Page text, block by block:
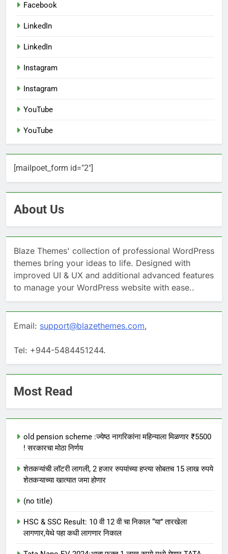
Facebook
LinkedIn
LinkedIn
Instagram
Instagram
YouTube
YouTube
[mailpoet_form id="2"]
About Us
Blaze Themes' collection of professional WordPress
themes bring your ideas to life. Designed with
improved UI & UX and additional advanced features
to manage your WordPress website with ease..
Email: support@blazethemes.com,
Tel: +944-5484451244.
Most Read
old pension scheme :ज्येष्ठ नागरिकांना महिन्याला मिळणार ₹5500
! सरकारचा मोठा निर्णय
शेतकऱ्यांची लॉटरी लागली, 2 हजार रुपयांच्या हप्त्या सोबतच 15 लाख रुपये
शेतकऱ्याच्या खात्यात जमा होणार
(no title)
HSC & SSC Result: 10 वी 12 वी चा निकाल “या” तारखेला
लागणार,येथे पहा कधी लागणार निकाल